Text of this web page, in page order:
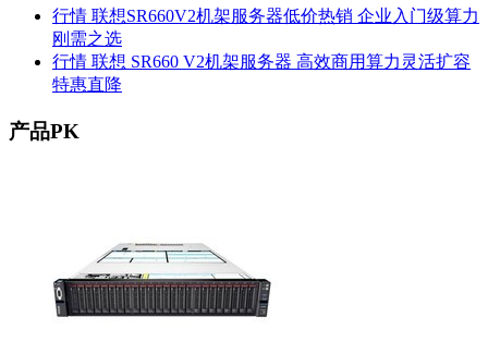
行情 联想SR660V2机架服务器低价热销 企业入门级算力
刚需之选
行情 联想 SR660 V2机架服务器 高效商用算力灵活扩容
特惠直降
产品PK